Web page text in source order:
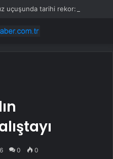
0 0